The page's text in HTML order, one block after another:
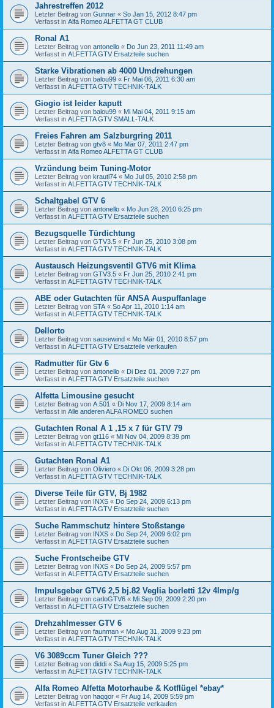
Jahrestreffen 2012
Letzter Beitrag von Gunnar « So Jan 15, 2012 8:47 pm
Verfasst in Alfa Romeo ALFETTA GT CLUB
Ronal A1
Letzter Beitrag von antonello « Do Jun 23, 2011 11:49 am
Verfasst in ALFETTA GTV Ersatzteile suchen
Starke Vibrationen ab 4000 Umdrehungen
Letzter Beitrag von balou99 « Fr Mai 06, 2011 6:30 am
Verfasst in ALFETTA GTV TECHNIK-TALK
Giogio ist leider kaputt
Letzter Beitrag von balou99 « Mi Mai 04, 2011 9:15 am
Verfasst in ALFETTA GTV SMALL-TALK
Freies Fahren am Salzburgring 2011
Letzter Beitrag von gtv8 « Mo Mär 07, 2011 2:47 pm
Verfasst in Alfa Romeo ALFETTA GT CLUB
Vrzündung beim Tuning-Motor
Letzter Beitrag von krauti74 « Mo Jul 05, 2010 2:58 pm
Verfasst in ALFETTA GTV TECHNIK-TALK
Schaltgabel GTV 6
Letzter Beitrag von antonello « Mo Jun 28, 2010 6:25 pm
Verfasst in ALFETTA GTV Ersatzteile suchen
Bezugsquelle Türdichtung
Letzter Beitrag von GTV3.5 « Fr Jun 25, 2010 3:08 pm
Verfasst in ALFETTA GTV TECHNIK-TALK
Austausch Heizungsventil GTV6 mit Klima
Letzter Beitrag von GTV3.5 « Fr Jun 25, 2010 2:41 pm
Verfasst in ALFETTA GTV TECHNIK-TALK
ABE oder Gutachten für ANSA Auspuffanlage
Letzter Beitrag von STA « So Apr 11, 2010 1:14 am
Verfasst in ALFETTA GTV TECHNIK-TALK
Dellorto
Letzter Beitrag von sausewind « Mo Mär 01, 2010 8:57 pm
Verfasst in ALFETTA GTV Ersatzteile verkaufen
Radmutter für Gtv 6
Letzter Beitrag von antonello « Di Dez 01, 2009 7:27 pm
Verfasst in ALFETTA GTV Ersatzteile suchen
Alfetta Limousine gesucht
Letzter Beitrag von A.501 « Di Nov 17, 2009 8:14 am
Verfasst in Alle anderen ALFA ROMEO suchen
Gutachten Ronal A 1 ,15 x 7 für GTV 79
Letzter Beitrag von gt116 « Mi Nov 04, 2009 8:39 pm
Verfasst in ALFETTA GTV TECHNIK-TALK
Gutachten Ronal A1
Letzter Beitrag von Oliviero « Di Okt 06, 2009 3:28 pm
Verfasst in ALFETTA GTV TECHNIK-TALK
Diverse Teile für GTV, Bj 1982
Letzter Beitrag von INXS « Do Sep 24, 2009 6:13 pm
Verfasst in ALFETTA GTV Ersatzteile suchen
Suche Rammschutz hintere Stoßstange
Letzter Beitrag von INXS « Do Sep 24, 2009 6:02 pm
Verfasst in ALFETTA GTV Ersatzteile suchen
Suche Frontscheibe GTV
Letzter Beitrag von INXS « Do Sep 24, 2009 5:57 pm
Verfasst in ALFETTA GTV Ersatzteile suchen
Impulsgeber GTV6 2,5 bj.82 Veglia borletti 12v 4Imp/g
Letzter Beitrag von carloGTV6 « Mi Sep 09, 2009 2:20 pm
Verfasst in ALFETTA GTV Ersatzteile suchen
Drehzahlmesser GTV 6
Letzter Beitrag von faunman « Mo Aug 31, 2009 9:23 pm
Verfasst in ALFETTA GTV TECHNIK-TALK
V6 3089ccm Tuner Gleich ???
Letzter Beitrag von diddi « Sa Aug 15, 2009 5:25 pm
Verfasst in ALFETTA GTV TECHNIK-TALK
Alfa Romeo Alfetta Motorhaube & Kotflügel *ebay*
Letzter Beitrag von haqqor « Fr Aug 14, 2009 5:59 pm
Verfasst in ALFETTA GTV Ersatzteile verkaufen